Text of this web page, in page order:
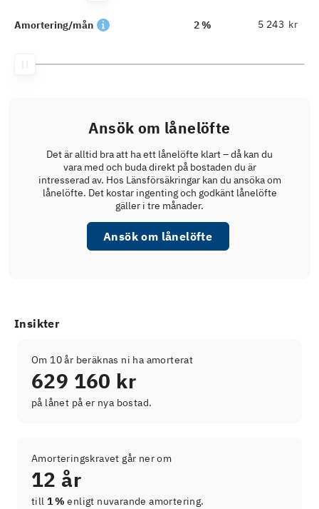
Amortering/mån 2 % kr
Ansök om lånelöfte
Det är alltid bra att ha ett lånelöfte klart – då kan du
vara med och buda direkt på bostaden du är
intresserad av. Hos Länsförsäkringar kan du ansöka om
lånelöfte. Det kostar ingenting och godkänt lånelöfte
gäller i tre månader.
Ansök om lånelöfte
Insikter
Om 10 år beräknas ni ha amorterat
629 160 kr
på lånet på er nya bostad.
Amorteringskravet går ner om
12 år
till 1 % enligt nuvarande amortering.